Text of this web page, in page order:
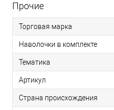
Прочие
Торговая марка
Наволочки в комплекте
Тематика
Артикул
Страна происхождения